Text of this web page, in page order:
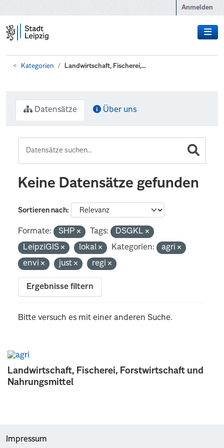
Anmelden
Kategorien Landwirtschaft, Fischerei,...
Landwirtschaft, Fischerei, Forstwirtschaft und
Nahrungsmittel
Datensätze Über uns
Keine Datensätze gefunden
Sortieren nach
Formate: SHP Tags:
DSGKL
LeipziGIS
lokal Kategorien:
agri
envi
just regi
Ergebnisse filtern
Bitte versuch es mit einer anderen Suche.
Impressum